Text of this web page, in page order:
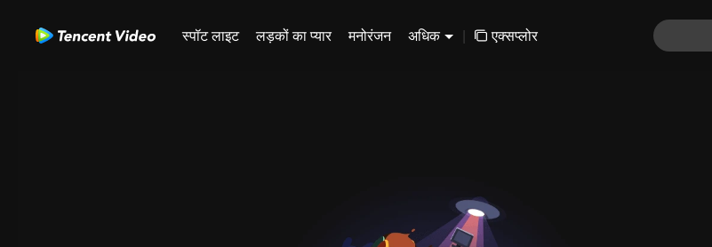
स्पॉट लाइट लड़कों का प्यार मनोरंजन अधिक | एक्सप्लोर